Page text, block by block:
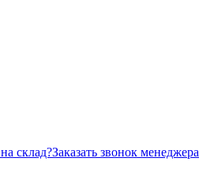
склад?Заказать звонок менеджера